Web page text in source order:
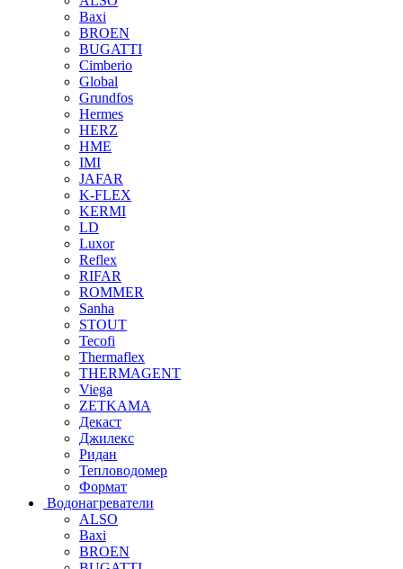
Baxi
BROEN
BUGATTI
Cimberio
Global
Grundfos
Hermes
HERZ
HME
IMI
JAFAR
K-FLEX
KERMI
LD
Luxor
Reflex
RIFAR
ROMMER
Sanha
STOUT
Tecofi
Thermaflex
THERMAGENT
Viega
ZETKAMA
Декаст
Джилекс
Ридан
Тепловодомер
Формат
Водонагреватели
ALSO
Baxi
BROEN